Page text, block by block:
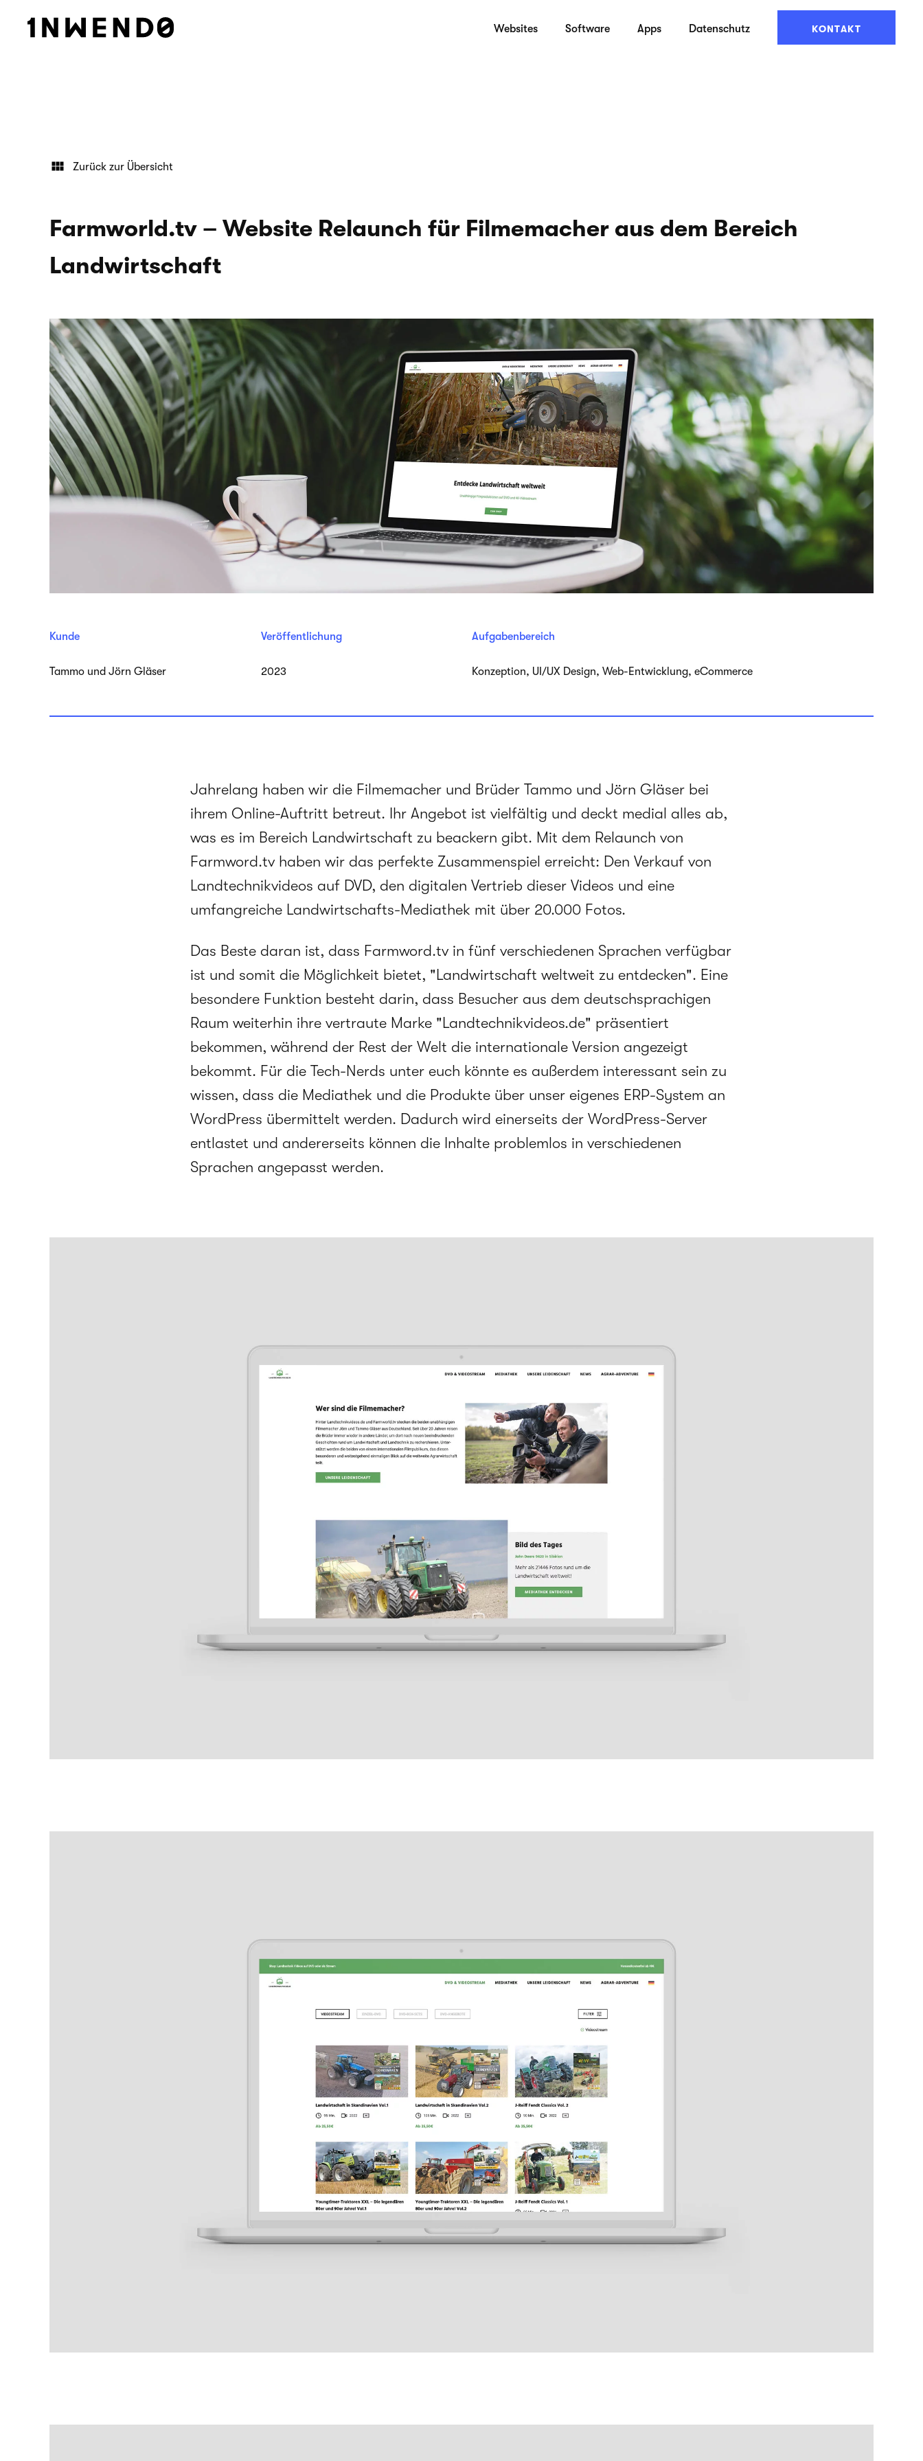
Websites Software Apps Datenschutz KONTAKT
Zurück zur Übersicht
Farmworld.tv – Website Relaunch für Filmemacher aus dem Bereich
Landwirtschaft
Kunde
Tammo und Jörn Gläser
Veröffentlichung
2023
Aufgabenbereich
Kon­zep­tion, UI/UX Design, Web-Entwicklung, eCommerce
Jahrelang haben wir die Filmemacher und Brüder Tammo und Jörn Gläser bei
ihrem Online-Auftritt betreut. Ihr Angebot ist vielfältig und deckt medial alles ab,
was es im Bereich Landwirtschaft zu beackern gibt. Mit dem Relaunch von
Farmword.tv haben wir das perfekte Zusammenspiel erreicht: Den Verkauf von
Landtechnikvideos auf DVD, den digitalen Vertrieb dieser Videos und eine
umfangreiche Landwirtschafts-Mediathek mit über 20.000 Fotos.
Das Beste daran ist, dass Farmword.tv in fünf verschiedenen Sprachen verfügbar
ist und somit die Möglichkeit bietet, "Landwirtschaft weltweit zu entdecken". Eine
besondere Funktion besteht darin, dass Besucher aus dem deutschsprachigen
Raum weiterhin ihre vertraute Marke "Landtechnikvideos.de" präsentiert
bekommen, während der Rest der Welt die internationale Version angezeigt
bekommt. Für die Tech-Nerds unter euch könnte es außerdem interessant sein zu
wissen, dass die Mediathek und die Produkte über unser eigenes ERP-System an
WordPress übermittelt werden. Dadurch wird einerseits der WordPress-Server
entlastet und andererseits können die Inhalte problemlos in verschiedenen
Sprachen angepasst werden.